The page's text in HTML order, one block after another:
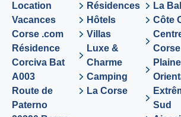
Location
Vacances
Corse .com
Résidence
Corciva Bat
A003
Route de
Paterno
Résidences
Hôtels
Villas
Luxe &
Charme
Camping
La Corse
La
Côte
Corse
Plaine
Sud